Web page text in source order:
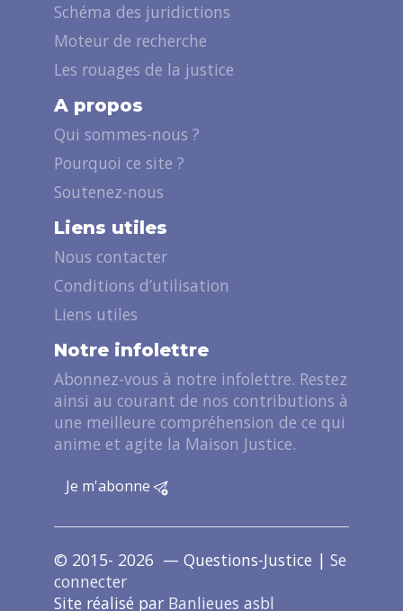
Schéma des juridictions
Moteur de recherche
Les rouages de la justice
A propos
Qui sommes-nous ?
Pourquoi ce site ?
Soutenez-nous
Liens utiles
Nous contacter
Conditions d’utilisation
Liens utiles
Notre infolettre
Abonnez-vous à notre infolettre. Restez
ainsi au courant de nos contributions à
une meilleure compréhension de ce qui
anime et agite la Maison Justice.
Je m'abonne
© 2015- 2026 — Questions-Justice | Se
connecter
Site réalisé par Banlieues asbl